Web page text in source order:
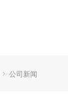
公司新闻